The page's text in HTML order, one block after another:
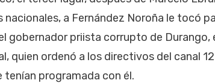
a Fernández Noroña le tocó
gobernador priista corrupto de Durango,
quien ordenó a los directivos del canal
programada con él.